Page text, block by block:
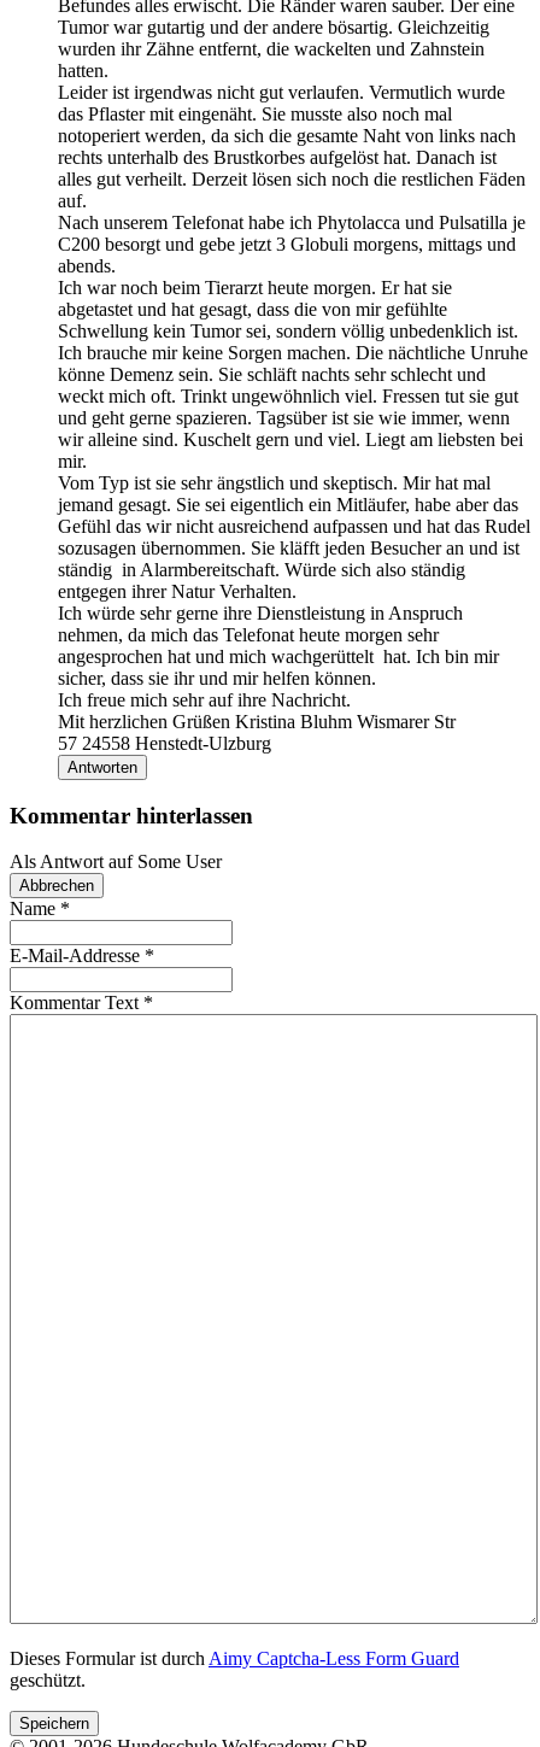
Befundes alles erwischt. Die Ränder waren sauber. Der eine
Tumor war gutartig und der andere bösartig. Gleichzeitig
wurden ihr Zähne entfernt, die wackelten und Zahnstein
hatten.
Leider ist irgendwas nicht gut verlaufen. Vermutlich wurde
das Pflaster mit eingenäht. Sie musste also noch mal
notoperiert werden, da sich die gesamte Naht von links nach
rechts unterhalb des Brustkorbes aufgelöst hat. Danach ist
alles gut verheilt. Derzeit lösen sich noch die restlichen Fäden
auf.
Nach unserem Telefonat habe ich Phytolacca und Pulsatilla je
C200 besorgt und gebe jetzt 3 Globuli morgens, mittags und
abends.
Ich war noch beim Tierarzt heute morgen. Er hat sie
abgetastet und hat gesagt, dass die von mir gefühlte
Schwellung kein Tumor sei, sondern völlig unbedenklich ist.
Ich brauche mir keine Sorgen machen. Die nächtliche Unruhe
könne Demenz sein. Sie schläft nachts sehr schlecht und
weckt mich oft. Trinkt ungewöhnlich viel. Fressen tut sie gut
und geht gerne spazieren. Tagsüber ist sie wie immer, wenn
wir alleine sind. Kuschelt gern und viel. Liegt am liebsten bei
mir.
Vom Typ ist sie sehr ängstlich und skeptisch. Mir hat mal
jemand gesagt. Sie sei eigentlich ein Mitläufer, habe aber das
Gefühl das wir nicht ausreichend aufpassen und hat das Rudel
sozusagen übernommen. Sie kläfft jeden Besucher an und ist
ständig in Alarmbereitschaft. Würde sich also ständig
entgegen ihrer Natur Verhalten.
Ich würde sehr gerne ihre Dienstleistung in Anspruch
nehmen, da mich das Telefonat heute morgen sehr
angesprochen hat und mich wachgerüttelt hat. Ich bin mir
sicher, dass sie ihr und mir helfen können.
Ich freue mich sehr auf ihre Nachricht.
Mit herzlichen Grüßen Kristina Bluhm Wismarer Str
57 24558 Henstedt-Ulzburg
Antworten
Kommentar hinterlassen
Als Antwort auf Some User
Abbrechen
Name *
E-Mail-Addresse *
Kommentar Text *
Dieses Formular ist durch Aimy Captcha-Less Form Guard
geschützt.
Speichern